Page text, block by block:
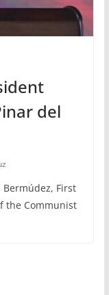
del
First
the Communist